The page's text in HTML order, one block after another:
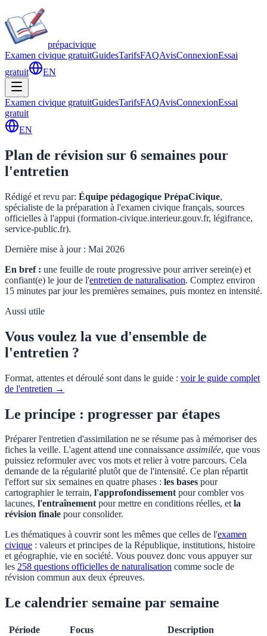
prépacivique
Examen civique gratuitGuidesTarifsFAQAvisConnexionEssai
gratuit
EN
Examen civique gratuitGuidesTarifsFAQAvisConnexionEssai
gratuit
EN
Plan de révision sur 6 semaines pour
l'entretien
Rédigé et revu par: Équipe pédagogique PrépaCivique,
spécialiste de la préparation à l'examen civique français, sources
officielles à l'appui (formation-civique.interieur.gouv.fr, légifrance,
service-public.fr).
Dernière mise à jour : Mai 2026
En bref : une feuille de route progressive pour arriver serein(e) et
confiant(e) le jour de l'entretien de naturalisation. Comptez environ
15 minutes par jour les premières semaines, puis montez en intensité.
Aussi utile
Vous voulez la vue d'ensemble de
l'entretien ?
Format, attentes et déroulé sont dans le guide : voir le guide complet
de l'entretien →
Le principe : progresser par étapes
Préparer l'entretien d'assimilation ne se résume pas à mémoriser des
fiches la veille. L'agent attend une connaissance assimilée, que vous
puissiez reformuler avec vos mots et relier à votre parcours. Cela
demande de la régularité plutôt que de l'intensité. Ce plan répartit
l'effort sur six semaines en quatre phases : les bases pour
cartographier le terrain, l'approfondissementpour combler vos
lacunes, l'entraînementpour mettre en conditions réelles, etla
révision finale pour consolider.
Les thématiques à couvrir sont les mêmes que celles de l'examen
civique : valeurs et principes de la République, institutions, histoire
et géographie, vie en société. Vous pouvez donc vous appuyer sur
les 258 questions officielles de naturalisation comme socle de
révision commun aux deux épreuves.
Le calendrier semaine par semaine
Période Focus Description